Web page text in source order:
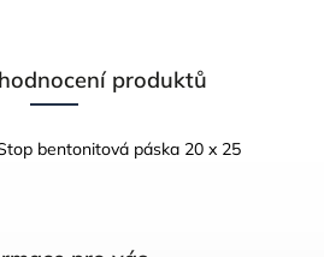
produktů
bentonitová páska 20 x 25